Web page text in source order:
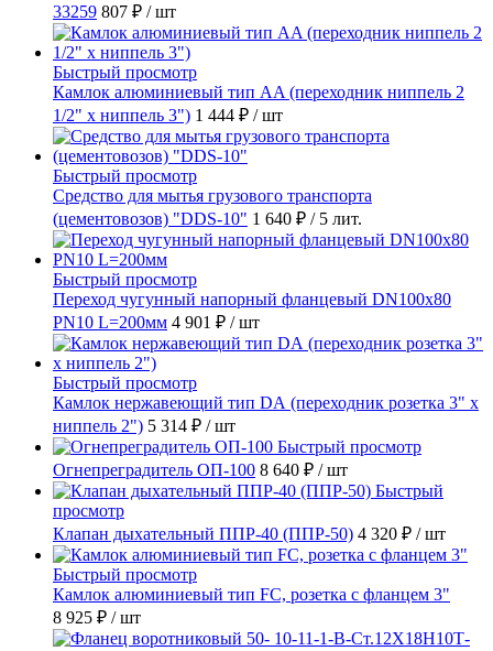
33259 807 ₽ / шт
Быстрый просмотр
Камлок алюминиевый тип AA (переходник ниппель 2
1/2" х ниппель 3") 1 444 ₽ / шт
Быстрый просмотр
Средство для мытья грузового транспорта
(цементовозов) "DDS-10" 1 640 ₽ / 5 лит.
Быстрый просмотр
Переход чугунный напорный фланцевый DN100х80
PN10 L=200мм 4 901 ₽ / шт
Быстрый просмотр
Камлок нержавеющий тип DА (переходник розетка 3" х
ниппель 2") 5 314 ₽ / шт
Быстрый просмотр
Огнепреградитель ОП-100 8 640 ₽ / шт
Быстрый
просмотр
Клапан дыхательный ППР-40 (ППР-50) 4 320 ₽ / шт
Быстрый просмотр
Камлок алюминиевый тип FC, розетка с фланцем 3"
8 925 ₽ / шт